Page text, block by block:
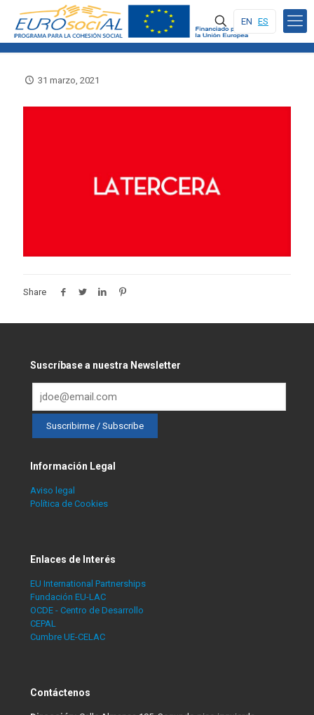
EN ES
31 marzo, 2021
Share
Suscríbase a nuestra Newsletter
Información Legal
Aviso legal
Política de Cookies
Enlaces de Interés
EU International Partnerships
Fundación EU-LAC
OCDE - Centro de Desarrollo
CEPAL
Cumbre UE-CELAC
Contáctenos